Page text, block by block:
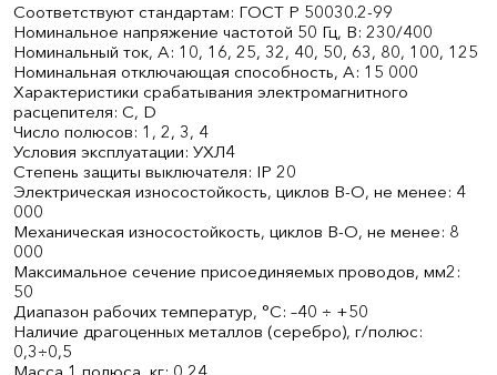
Соответствуют стандартам: ГОСТ Р 50030.2-99
Номинальное напряжение частотой 50 Гц, В: 230/400
Номинальный ток, А: 10, 16, 25, 32, 40, 50, 63, 80, 100, 125
Номинальная отключающая способность, А: 15 000
Характеристики срабатывания электромагнитного
расцепителя: C, D
Число полюсов: 1, 2, 3, 4
Условия эксплуатации: УХЛ4
Степень защиты выключателя: IP 20
Электрическая износостойкость, циклов В-О, не менее: 4
000
Механическая износостойкость, циклов В-О, не менее: 8
000
Максимальное сечение присоединяемых проводов, мм2:
50
Диапазон рабочих температур, °С: –40 ÷ +50
Наличие драгоценных металлов (серебро), г/полюс:
0,3÷0,5